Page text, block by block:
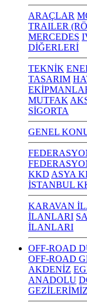
ARAÇLAR
TRAILER
MERCEDES
DİĞERLERİ
TEKNİK
TASARIM
MUTFAK
SİGORTA
GENEL
KKD ASYA
İSTANBUL
KARAVAN
İLANLARI
İLANLARI
OFF-ROAD
OFF-ROAD
AKDENİZ
ANADOLU
GEZİLERİMİZ